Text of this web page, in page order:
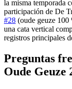
la misma temporada
participación de De
#28 (oude geuze
una cata vertical
registros principales
Preguntas
Oude Geuze